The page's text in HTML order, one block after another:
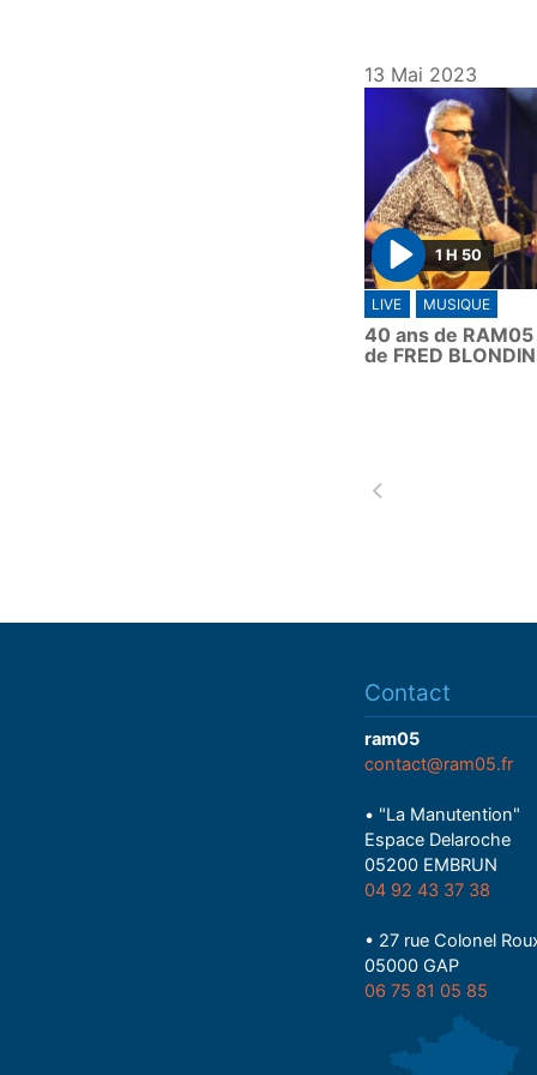
13 Mai 2023
P
l
a
y
1 H 50
LIVE MUSIQUE
40 ans de
de FRED BLONDIN
Contact
ram05
contact@ram05.fr
• "La Manutention"
Espace Delaroche
05200 EMBRUN
04 92 43 37 38
• 27 rue Colonel
05000 GAP
06 75 81 05 85